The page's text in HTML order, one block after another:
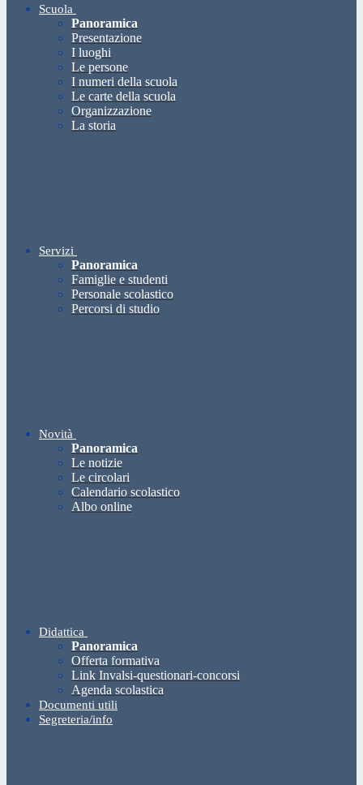
Scuola
Panoramica
Presentazione
I luoghi
Le persone
I numeri della scuola
Le carte della scuola
Organizzazione
La storia
Servizi
Panoramica
Famiglie e studenti
Personale scolastico
Percorsi di studio
Novità
Panoramica
Le notizie
Le circolari
Calendario scolastico
Albo online
Didattica
Panoramica
Offerta formativa
Link Invalsi-questionari-concorsi
Agenda scolastica
Documenti utili
Segreteria/info